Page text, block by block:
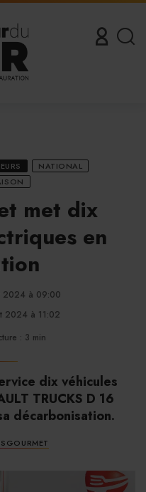
NATIONAL
met dix
en
2024 à 09:00
2024 à 11:02
: 3 min
dix véhicules
TRUCKS D 16
décarbonisation.